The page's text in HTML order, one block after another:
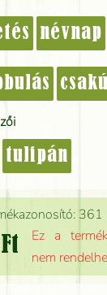
361
Ez a
nem
névnap
tulipán